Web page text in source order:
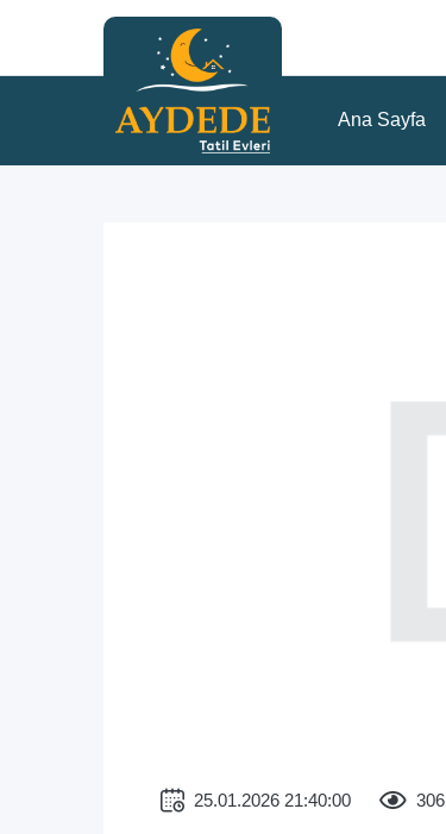
Ana Sayfa
25.01.2026 21:40:00 306